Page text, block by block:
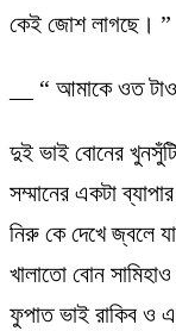
কেই জোশ লাগছে। ”
__ “ আমাকে ওত
দুই ভাই বোনের
সম্মানের একটা
নিরু কে দেখে জ্বলে
খালাতো বোন
ফুপাত ভাই রাকিব ও